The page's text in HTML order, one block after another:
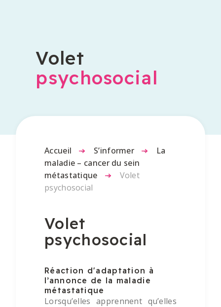
Volet
psychosocial
Accueil - S’informer -
La
maladie – cancer du sein
métastatique
-
Volet
psychosocial
Volet
psychosocial
Réaction d'adaptation à
l’annonce de la maladie
métastatique
Lorsqu’elles apprennent qu’elles